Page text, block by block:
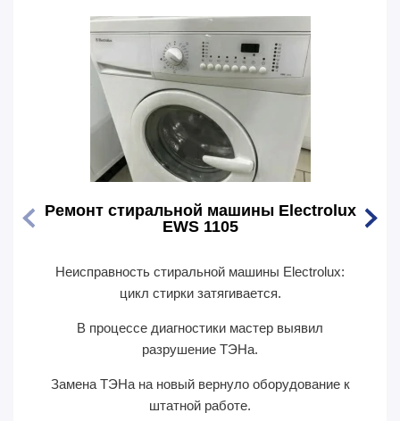
Ремонт стиральной машины Electrolux
EWS 1105
Неисправность стиральной машины Electrolux:
цикл стирки затягивается.
В процессе диагностики мастер выявил
разрушение ТЭНа.
Замена ТЭНа на новый вернуло оборудование к
штатной работе.